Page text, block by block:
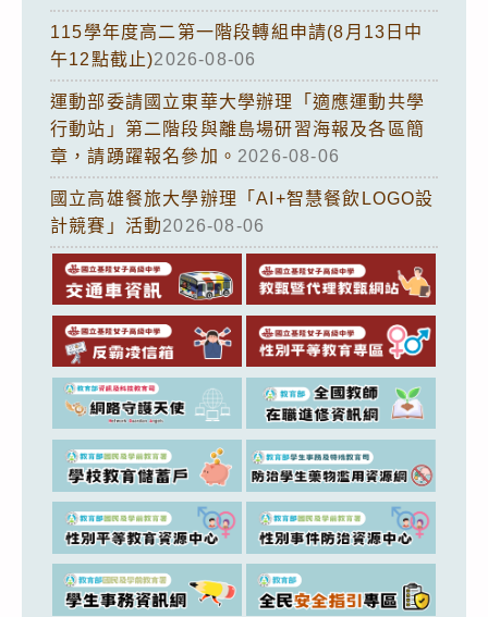
115學年度高二第一階段轉組申請(8月13日中
午12點截止)2026-08-06
運動部委請國立東華大學辦理「適應運動共學
行動站」第二階段與離島場研習海報及各區簡
章，請踴躍報名參加。 2026-08-06
國立高雄餐旅大學辦理「AI+智慧餐飲LOGO設
計競賽」活動2026-08-06